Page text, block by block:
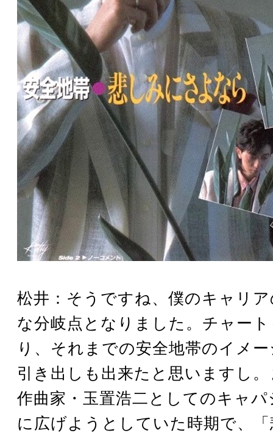
松井：そうですね、僕のキャリ
な分岐点となりました。チャー
り、それまでの安全地帯のイメ
引き出しも出来たと思いますし
作曲家・玉置浩二としてのキャ
に広げようとしていた時期で、